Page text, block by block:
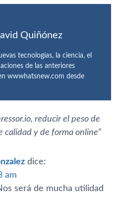
Quiñónez
tecnologías, la ciencia, el
de las anteriores
wwwhatsnew.com desde
reducir el peso de
calidad y de forma online”
dice:
am
será de mucha utilidad